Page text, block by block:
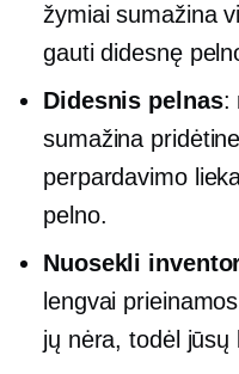
žymiai sumažina
gauti didesnę
Didesnis pelnas:
sumažina
perpardavimo
pelno.
Nuosekli
lengvai
jų nėra, todėl jūsų